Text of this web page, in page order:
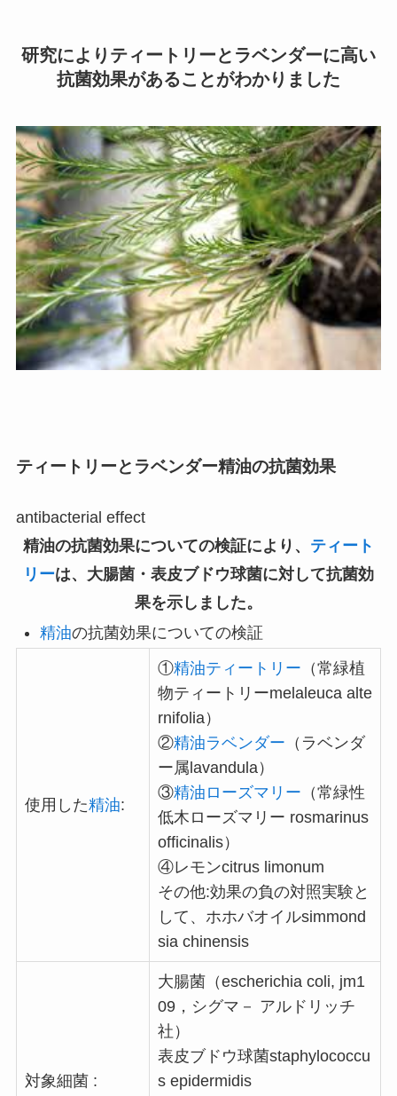
研究によりティートリーとラベンダーに高い
抗菌効果があることがわかりました
ティートリーとラベンダー精油の抗菌効果
antibacterial effect
精油の抗菌効果についての検証により、 ティート
リーは、大腸菌・表皮ブドウ球菌に対して抗菌効
果を示しました。
精油の抗菌効果についての検証
使用した精油:
①精油ティートリー （常緑植
物ティートリーmelaleuca alte
rnifolia）
②精油ラベンダー （ラベンダ
ー属lavandula）
③精油ローズマリー （常緑性
低木ローズマリー rosmarinus
officinalis）
④レモンcitrus limonum
その他:効果の負の対照実験と
して、ホホバオイルsimmond
sia chinensis
対象細菌 :
大腸菌（escherichia coli, jm1
09，シグマ－ アルドリッチ
社）
表皮ブドウ球菌staphylococcu
s epidermidis